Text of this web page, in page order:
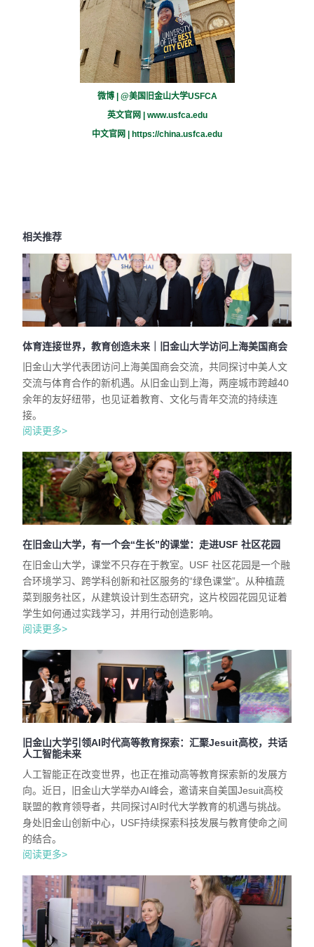
微博 | @美国旧金山大学USFCA
英文官网 | www.usfca.edu
中文官网 |
https://china.usfca.edu
相关推荐
体育连接世界，教育创造未来｜旧金山大学访问上海美国商会
旧金山大学代表团访问上海美国商会交流，共同探讨中美人文
交流与体育合作的新机遇。从旧金山到上海，两座城市跨越40
余年的友好纽带，也见证着教育、文化与青年交流的持续连
接。
阅读更多>
在旧金山大学，有一个会“生长”的课堂：走进USF 社区花园
在旧金山大学，课堂不只存在于教室。USF 社区花园是一个融
合环境学习、跨学科创新和社区服务的“绿色课堂”。从种植蔬
菜到服务社区，从建筑设计到生态研究，这片校园花园见证着
学生如何通过实践学习，并用行动创造影响。
阅读更多>
旧金山大学引领AI时代高等教育探索：汇聚Jesuit高校，共话
人工智能未来
人工智能正在改变世界，也正在推动高等教育探索新的发展方
向。近日，旧金山大学举办AI峰会，邀请来自美国Jesuit高校
联盟的教育领导者，共同探讨AI时代大学教育的机遇与挑战。
身处旧金山创新中心，USF持续探索科技发展与教育使命之间
的结合。
阅读更多>